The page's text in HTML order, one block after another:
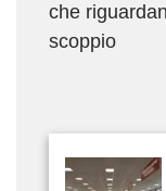
che
scoppio